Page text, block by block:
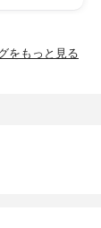
をもっと見る